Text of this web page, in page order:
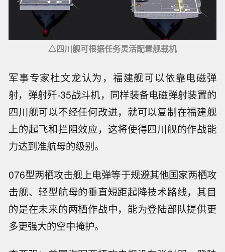
△四川舰可根据任务灵活配置舰载机
军事专家杜文龙认为，福建舰可以依靠电磁弹
射，弹射歼-35战斗机，同样装备电磁弹射装置的
四川舰可以不经任何改进，就可以复制在福建舰
上的起飞和拦阻效应，这将使得四川舰的作战能
力达到准航母的级别。
076型两栖攻击舰上电弹等于规避其他国家两栖攻
击舰、轻型航母的垂直短距起降技术路线，其目
的是在未来的两栖作战中，能为登陆部队提供更
多更强大的空中掩护。